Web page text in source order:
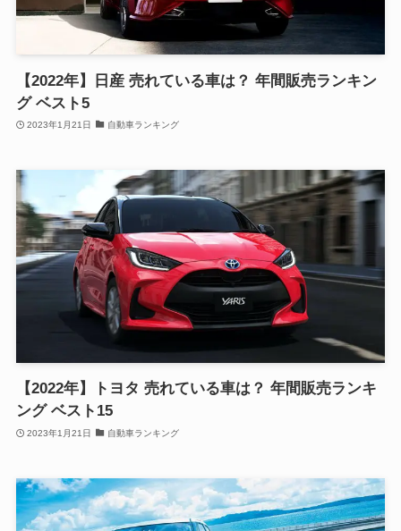
【2022年】日産 売れている車は？ 年間販売ランキン
グ ベスト5
2023年1月21日 自動車ランキング
【2022年】トヨタ 売れている車は？ 年間販売ランキ
ング ベスト15
2023年1月21日 自動車ランキング